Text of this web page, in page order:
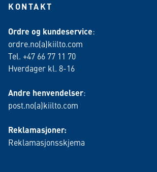
KONTAKT
Ordre og kundeservice:
ordre.no(a)kiilto.com
Tel. +47 66 77 11 70
Hverdager kl. 8-16
Andre henvendelser:
post.no(a)kiilto.com
Reklamasjoner:
Reklamasjonsskjema